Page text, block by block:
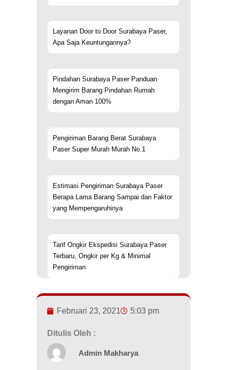
Layanan Door to Door Surabaya Paser,
Apa Saja Keuntungannya?
Pindahan Surabaya Paser Panduan
Mengirim Barang Pindahan Rumah
dengan Aman 100%
Pengiriman Barang Berat Surabaya
Paser Super Murah Murah No.1
Estimasi Pengiriman Surabaya Paser
Berapa Lama Barang Sampai dan Faktor
yang Mempengaruhinya
Tarif Ongkir Ekspedisi Surabaya Paser
Terbaru, Ongkir per Kg & Minimal
Pengiriman
Februari 23, 2021 5:03 pm
Ditulis Oleh :
Admin Makharya